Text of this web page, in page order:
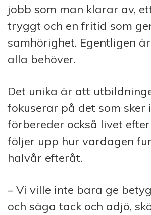
jobb som man klarar av,
tryggt och en fritid som
samhörighet. Egentligen
alla behöver.
Det unika är att
fokuserar på det som sker
förbereder också livet
följer upp hur vardagen
halvår efteråt.
– Vi ville inte bara ge
och säga tack och adjö,